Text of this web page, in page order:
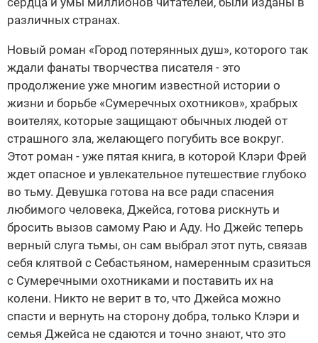
различных странах.
Новый роман «Город потерянных душ», которого так
ждали фанаты творчества писателя - это
продолжение уже многим известной истории о
жизни и борьбе «Сумеречных охотников», храбрых
воителях, которые защищают обычных людей от
страшного зла, желающего погубить все вокруг.
Этот роман - уже пятая книга, в которой Клэри Фрей
ждет опасное и увлекательное путешествие глубоко
во тьму. Девушка готова на все ради спасения
любимого человека, Джейса, готова рискнуть и
бросить вызов самому Раю и Аду. Но Джейс теперь
верный слуга тьмы, он сам выбрал этот путь, связав
себя клятвой с Себастьяном, намеренным сразиться
с Сумеречными охотниками и поставить их на
колени. Никто не верит в то, что Джейса можно
спасти и вернуть на сторону добра, только Клэри и
семья Джейса не сдаются и точно знают, что это